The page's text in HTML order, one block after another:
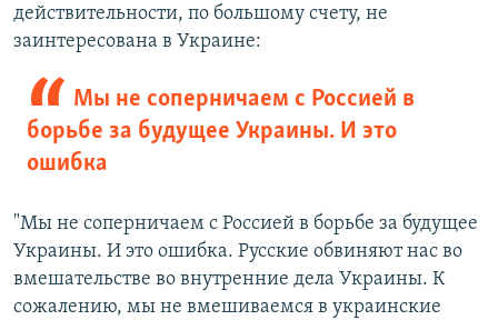
действительности, по большому счету, не
заинтересована в Украине:
Мы не соперничаем с Россией в
борьбе за будущее Украины. И это
ошибка
"Мы не соперничаем с Россией в борьбе за будущее
Украины. И это ошибка. Русские обвиняют нас во
вмешательстве во внутренние дела Украины. К
сожалению, мы не вмешиваемся в украинские